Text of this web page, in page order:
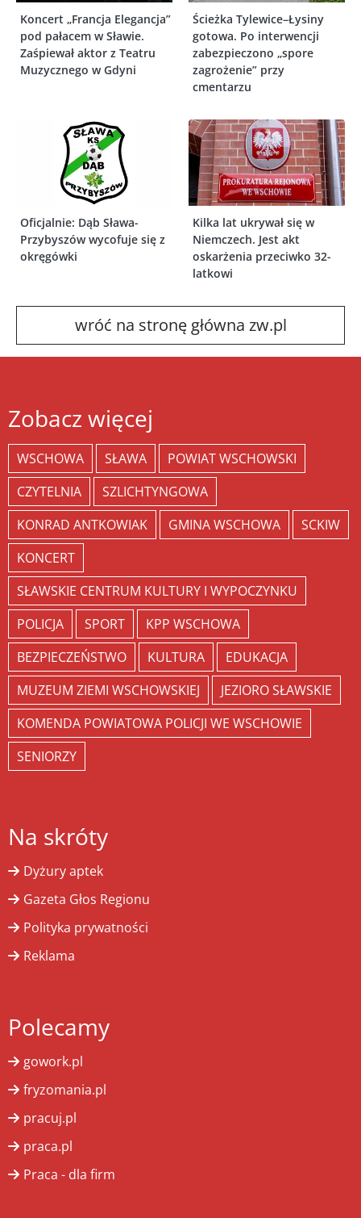
Koncert „Francja Elegancja”
pod pałacem w Sławie.
Zaśpiewał aktor z Teatru
Muzycznego w Gdyni
Ścieżka Tylewice–Łysiny
gotowa. Po interwencji
zabezpieczono „spore
zagrożenie” przy
cmentarzu
Oficjalnie: Dąb Sława-
Przybyszów wycofuje się z
okręgówki
Kilka lat ukrywał się w
Niemczech. Jest akt
oskarżenia przeciwko 32-
latkowi
wróć na stronę główna zw.pl
Zobacz więcej
WSCHOWA SŁAWA
POWIAT WSCHOWSKI
CZYTELNIA
SZLICHTYNGOWA
KONRAD ANTKOWIAK
GMINA WSCHOWA
SCKIW
KONCERT
SŁAWSKIE CENTRUM KULTURY I WYPOCZYNKU
POLICJA
SPORT
KPP WSCHOWA
BEZPIECZEŃSTWO
KULTURA
EDUKACJA
MUZEUM ZIEMI WSCHOWSKIEJ
JEZIORO SŁAWSKIE
KOMENDA POWIATOWA POLICJI WE WSCHOWIE
SENIORZY
Na skróty
Dyżury aptek
Gazeta Głos Regionu
Polityka prywatności
Reklama
Polecamy
gowork.pl
fryzomania.pl
pracuj.pl
praca.pl
Praca - dla firm